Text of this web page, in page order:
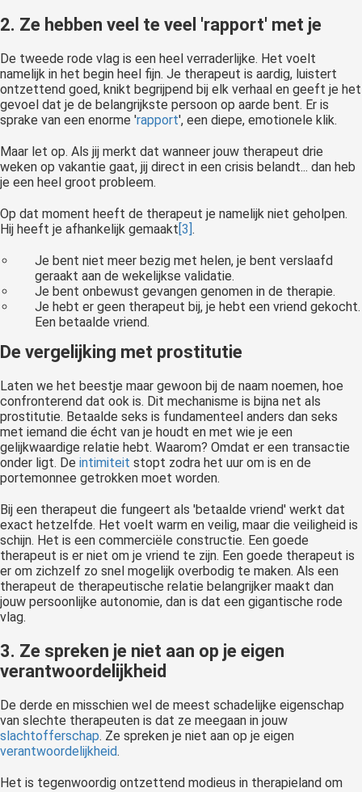
2. Ze hebben veel te veel 'rapport' met je
De tweede rode vlag is een heel verraderlijke. Het voelt
namelijk in het begin heel fijn. Je therapeut is aardig, luistert
ontzettend goed, knikt begrijpend bij elk verhaal en geeft je het
gevoel dat je de belangrijkste persoon op aarde bent. Er is
sprake van een enorme 'rapport', een diepe, emotionele klik.
Maar let op. Als jij merkt dat wanneer jouw therapeut drie
weken op vakantie gaat, jij direct in een crisis belandt... dan heb
je een heel groot probleem.
Op dat moment heeft de therapeut je namelijk niet geholpen.
Hij heeft je afhankelijk gemaakt [3] .
Je bent niet meer bezig met helen, je bent verslaafd
geraakt aan de wekelijkse validatie.
Je bent onbewust gevangen genomen in de therapie.
Je hebt er geen therapeut bij, je hebt een vriend gekocht.
Een betaalde vriend.
De vergelijking met prostitutie
Laten we het beestje maar gewoon bij de naam noemen, hoe
confronterend dat ook is. Dit mechanisme is bijna net als
prostitutie. Betaalde seks is fundamenteel anders dan seks
met iemand die écht van je houdt en met wie je een
gelijkwaardige relatie hebt. Waarom? Omdat er een transactie
onder ligt. De intimiteit stopt zodra het uur om is en de
portemonnee getrokken moet worden.
Bij een therapeut die fungeert als 'betaalde vriend' werkt dat
exact hetzelfde. Het voelt warm en veilig, maar die veiligheid is
schijn. Het is een commerciële constructie. Een goede
therapeut is er niet om je vriend te zijn. Een goede therapeut is
er om zichzelf zo snel mogelijk overbodig te maken. Als een
therapeut de therapeutische relatie belangrijker maakt dan
jouw persoonlijke autonomie, dan is dat een gigantische rode
vlag.
3. Ze spreken je niet aan op je eigen
verantwoordelijkheid
De derde en misschien wel de meest schadelijke eigenschap
van slechte therapeuten is dat ze meegaan in jouw
slachtofferschap. Ze spreken je niet aan op je eigen
verantwoordelijkheid.
Het is tegenwoordig ontzettend modieus in therapieland om